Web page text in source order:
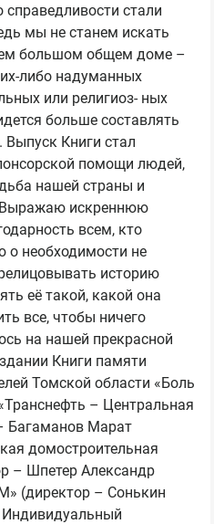
стали
мы не станем искать
большом общем доме –
либо надуманных
или религиоз- ных
больше составлять
Книги стал
помощи людей,
нашей страны и
искреннюю
всем, кто
о необходимости не
историю
её такой, какой она
все, чтобы ничего
на нашей прекрасной
Книги памяти
Томской области «Боль
– Центральная
Багаманов Марат
домостроительная
– Шпетер Александр
(директор – Сонькин